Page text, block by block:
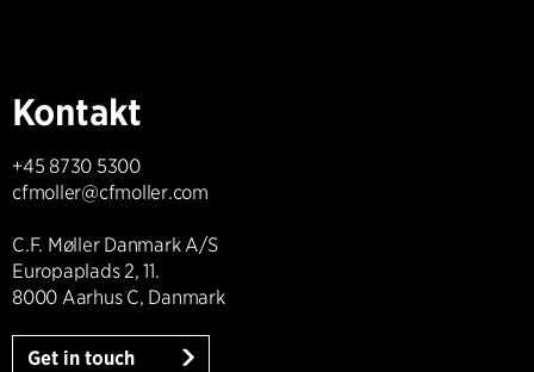
Kontakt
+45 8730 5300
cfmoller@cfmoller.com
C.F. Møller Danmark A/S
Europaplads 2, 11.
8000 Aarhus C, Danmark
Get in touch